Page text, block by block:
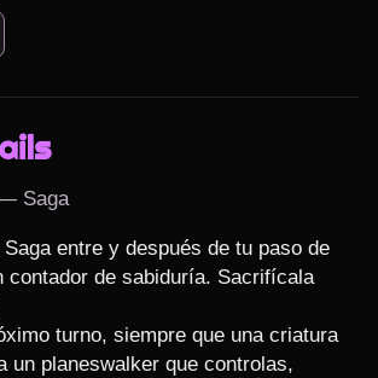
Saga
entre y después de tu paso de
contador de sabiduría. Sacrifícala
turno, siempre que una criatura
un planeswalker que controlas,